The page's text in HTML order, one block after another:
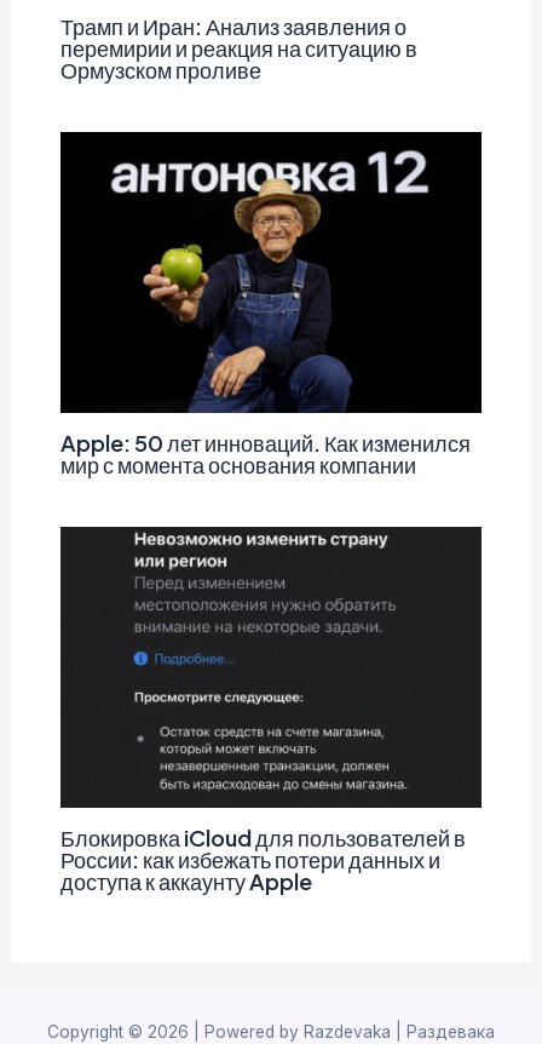
Трамп и Иран: Анализ заявления о
перемирии и реакция на ситуацию в
Ормузском проливе
Apple: 50 лет инноваций. Как изменился
мир с момента основания компании
Блокировка iCloud для пользователей в
России: как избежать потери данных и
доступа к аккаунту Apple
Copyright © 2026 | Powered by Razdevaka | Раздевака